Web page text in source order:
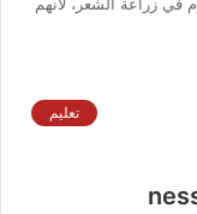
تعليم